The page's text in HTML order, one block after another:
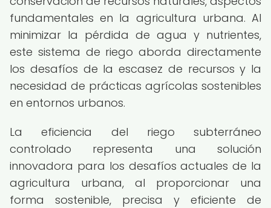
fundamentales en la agricultura urbana. Al
minimizar la pérdida de agua y nutrientes,
este sistema de riego aborda directamente
los desafíos de la escasez de recursos y la
necesidad de prácticas agrícolas sostenibles
en entornos urbanos.
La eficiencia del riego subterráneo
controlado representa una solución
innovadora para los desafíos actuales de la
agricultura urbana, al proporcionar una
forma sostenible, precisa y eficiente de